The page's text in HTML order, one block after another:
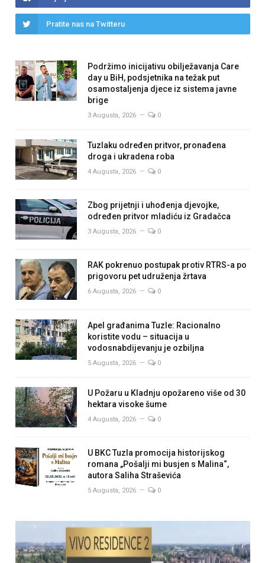
Pratite nas na Twitteru
Podržimo inicijativu obilježavanja Care
day u BiH, podsjetnika na težak put
osamostaljenja djece iz sistema javne
brige
3 Augusta, 2026 0
Tuzlaku određen pritvor, pronađena
droga i ukradena roba
4 Augusta, 2026 0
Zbog prijetnji i uhođenja djevojke,
određen pritvor mladiću iz Gradačca
3 Augusta, 2026 0
RAK pokrenuo postupak protiv RTRS-a po
prigovoru pet udruženja žrtava
6 Augusta, 2026 0
Apel građanima Tuzle: Racionalno
koristite vodu – situacija u
vodosnabdijevanju je ozbiljna
5 Augusta, 2026 0
U Požaru u Kladnju opožareno više od 30
hektara visoke šume
4 Augusta, 2026 0
U BKC Tuzla promocija historijskog
romana „Pošalji mi busjen s Malina“,
autora Saliha Straševića
5 Augusta, 2026 0